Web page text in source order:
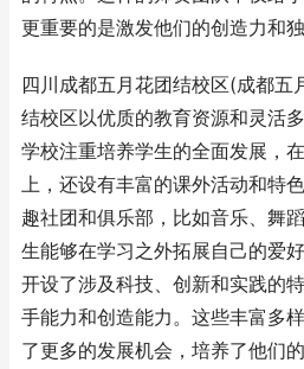
更重要的是激发他们的创造力和独
四川成都五月花团结校区(成都五
结校区以优质的教育资源和灵活
学校注重培养学生的全面发展，
上，还设有丰富的课外活动和特
趣社团和俱乐部，比如音乐、舞
生能够在学习之外拓展自己的爱
开设了涉及科技、创新和实践的
手能力和创造能力。这些丰富多
了更多的发展机会，培养了他们的